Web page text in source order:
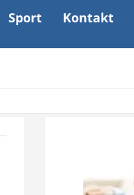
Sport Kontakt